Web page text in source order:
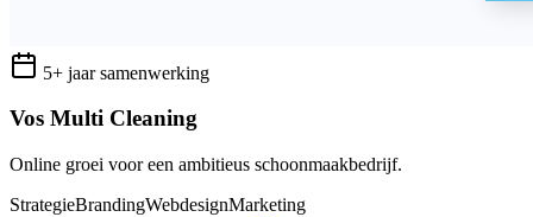
5+ jaar samenwerking
Vos Multi Cleaning
Online groei voor een ambitieus schoonmaakbedrijf.
StrategieBrandingWebdesignMarketing